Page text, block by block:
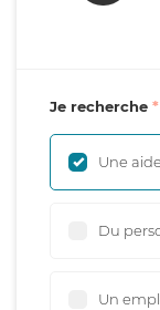
Je recherche
Une
Du
Un